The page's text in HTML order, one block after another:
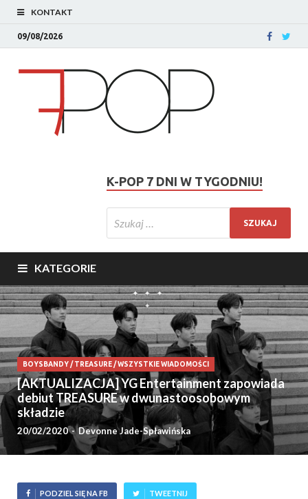
KONTAKT
09/08/2026
K-POP 7 DNI W TYGODNIU!
KATEGORIE
BOYSBANDY/TREASURE/WSZYSTKIE WIADOMOŚCI
[AKTUALIZACJA] YG Entertainment zapowiada
debiut TREASURE w dwunastoosobowym
składzie
20/02/2020-Devonne Jade-Spławińska
PODZIEL SIĘ NA FB TWEETNIJ